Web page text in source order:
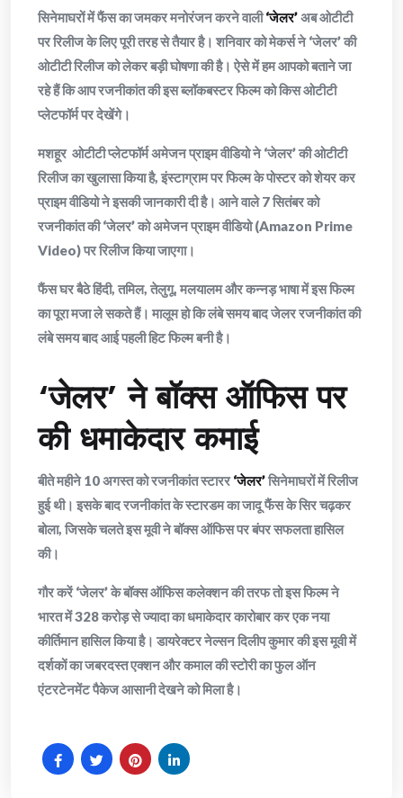
सिनेमाघरों में फैंस का जमकर मनोरंजन करने वाली‘जेलर’अब ओटीटी
पर रिलीज के लिए पूरी तरह से तैयार है। शनिवार को मेकर्स ने ‘जेलर’ की
ओटीटी रिलीज को लेकर बड़ी घोषणा की है। ऐसे में हम आपको बताने जा
रहे हैं कि आप रजनीकांत की इस ब्लॉकबस्टर फिल्म को किस ओटीटी
प्लेटफॉर्म पर देखेंगे।
मशहूर ओटीटी प्लेटफॉर्म अमेजन प्राइम वीडियो ने ‘जेलर’ की ओटीटी
रिलीज का खुलासा किया है, इंस्टाग्राम पर फिल्म के पोस्टर को शेयर कर
प्राइम वीडियो ने इसकी जानकारी दी है। आने वाले 7 सितंबर को
रजनीकांत की ‘जेलर’ को अमेजन प्राइम वीडियो (Amazon Prime
Video) पर रिलीज किया जाएगा।
फैंस घर बैठे हिंदी, तमिल, तेलुगू, मलयालम और कन्नड़ भाषा में इस फिल्म
का पूरा मजा ले सकते हैं। मालूम हो कि लंबे समय बाद जेलर रजनीकांत की
लंबे समय बाद आई पहली हिट फिल्म बनी है।
‘जेलर’ ने बॉक्स ऑफिस पर
की धमाकेदार कमाई
बीते महीने 10 अगस्त को रजनीकांत स्टारर‘जेलर’सिनेमाघरों में रिलीज
हुई थी। इसके बाद रजनीकांत के स्टारडम का जादू फैंस के सिर चढ़कर
बोला, जिसके चलते इस मूवी ने बॉक्स ऑफिस पर बंपर सफलता हासिल
की।
गौर करें ‘जेलर’ के बॉक्स ऑफिस कलेक्शन की तरफ तो इस फिल्म ने
भारत में 328 करोड़ से ज्यादा का धमाकेदार कारोबार कर एक नया
कीर्तिमान हासिल किया है। डायरेक्टर नेल्सन दिलीप कुमार की इस मूवी में
दर्शकों का जबरदस्त एक्शन और कमाल की स्टोरी का फुल ऑन
एंटरटेनमेंट पैकेज आसानी देखने को मिला है।